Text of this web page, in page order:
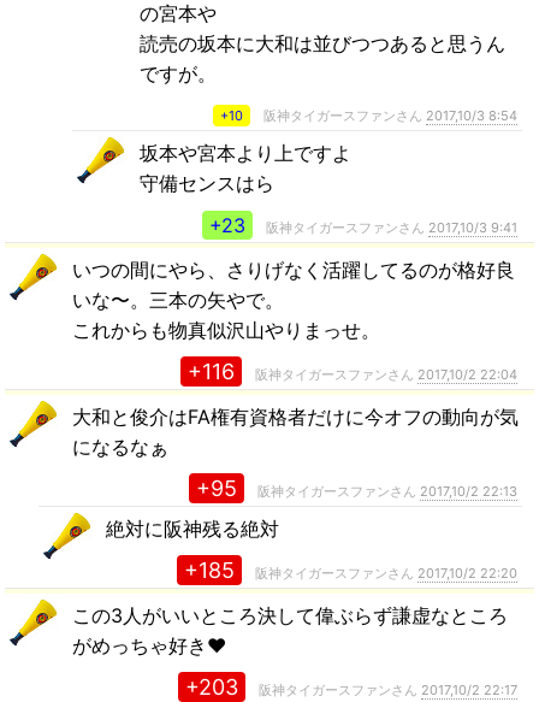
の宮本や
読売の坂本に大和は並びつつあると思うん
ですが。
+10 阪神タイガースファンさん 2017,10/3 8:54
坂本や宮本より上ですよ
守備センスはら
+23
阪神タイガースファンさん 2017,10/3 9:41
いつの間にやら、さりげなく活躍してるのが格好良
いな〜。三本の矢やで。
これからも物真似沢山やりまっせ。
+116 阪神タイガースファンさん 2017,10/2 22:04
大和と俊介はFA権有資格者だけに今オフの動向が気
になるなぁ
+95 阪神タイガースファンさん 2017,10/2 22:13
絶対に阪神残る絶対
+185 阪神タイガースファンさん 2017,10/2 22:20
この3人がいいところ決して偉ぶらず謙虚なところ
がめっちゃ好き❤️
+203 阪神タイガースファンさん 2017,10/2 22:17